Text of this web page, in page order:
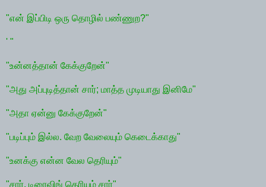
"என் இப்பிடி ஒரு தொழில் பண்ணுற?"
' "
"உன்னத்தான் கேக்குறேன்"
"அது அப்புடித்தான் சார்; மாத்த முடியாது இனிமே"
"அதா ஏன்னு கேக்குறேன்"
"படிப்பும் இல்ல. வேற வேலையும் கெடைக்காது"
"உனக்கு என்ன வேல தெரியும்"
"சார், டிரைவிங் தெரியும் சார்"